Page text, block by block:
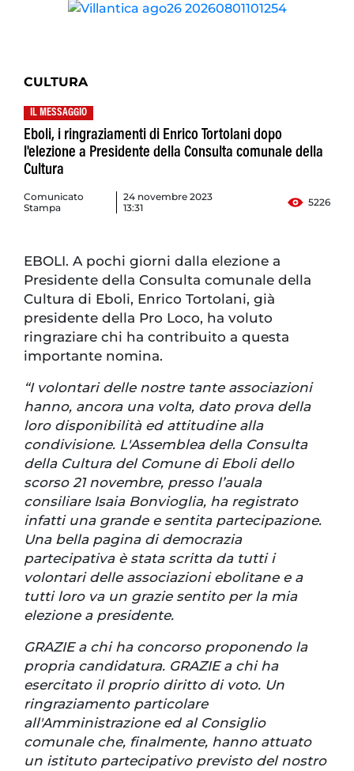
CULTURA
IL MESSAGGIO
Eboli, i ringraziamenti di Enrico Tortolani dopo
l'elezione a Presidente della Consulta comunale della
Cultura
Comunicato
Stampa
24 novembre 2023
13:31
5226
EBOLI. A pochi giorni dalla elezione a
Presidente della Consulta comunale della
Cultura di Eboli, Enrico Tortolani, già
presidente della Pro Loco, ha voluto
ringraziare chi ha contribuito a questa
importante nomina.
“I volontari delle nostre tante associazioni
hanno, ancora una volta, dato prova della
loro disponibilità ed attitudine alla
condivisione. L'Assemblea della Consulta
della Cultura del Comune di Eboli dello
scorso 21 novembre, presso l’auala
consiliare Isaia Bonvioglia, ha registrato
infatti una grande e sentita partecipazione.
Una bella pagina di democrazia
partecipativa è stata scritta da tutti i
volontari delle associazioni ebolitane e a
tutti loro va un grazie sentito per la mia
elezione a presidente.
GRAZIE a chi ha concorso proponendo la
propria candidatura. GRAZIE a chi ha
esercitato il proprio diritto di voto. Un
ringraziamento particolare
all'Amministrazione ed al Consiglio
comunale che, finalmente, hanno attuato
un istituto partecipativo previsto del nostro